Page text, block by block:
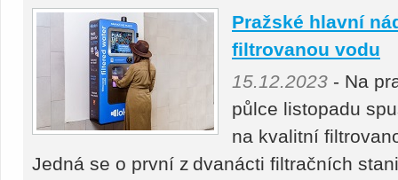
Pražské hlavní
filtrovanou vodu
15.12.2023 - Na
půlce listopadu
na kvalitní
Jedná se o první z dvanácti filtračních